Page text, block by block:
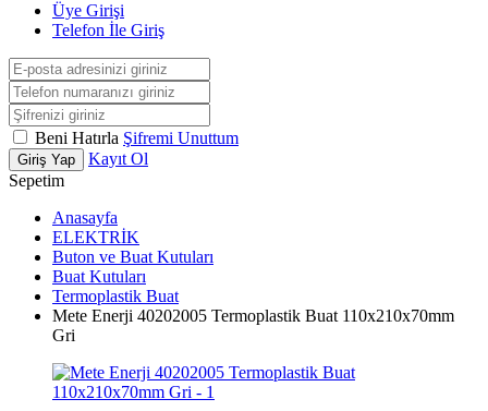
Üye Girişi
Telefon İle Giriş
Beni Hatırla Şifremi Unuttum
Giriş Yap
Kayıt Ol
Sepetim
Anasayfa
ELEKTRİK
Buton ve Buat Kutuları
Buat Kutuları
Termoplastik Buat
Mete Enerji 40202005 Termoplastik Buat 110x210x70mm
Gri